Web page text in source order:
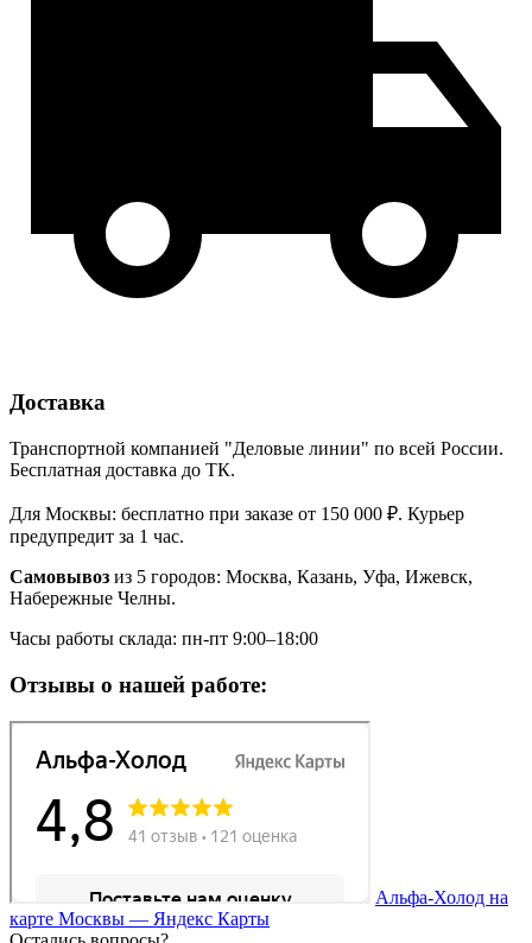
Доставка
Транспортной компанией "Деловые линии" по всей России.
Бесплатная доставка до ТК.
Для Москвы: бесплатно при заказе от 150 000 ₽. Курьер
предупредит за 1 час.
Самовывоз из 5 городов: Москва, Казань, Уфа, Ижевск,
Набережные Челны.
Часы работы склада: пн-пт 9:00–18:00
Отзывы о нашей работе:
Альфа-Холод на
карте Москвы — Яндекс Карты